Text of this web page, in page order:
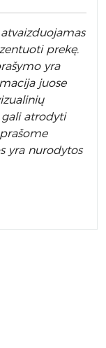
atvaizduojamas
prekę.
yra
juose
gali atrodyti
yra nurodytos